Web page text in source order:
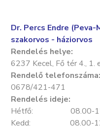
Dr. Percs Endre
szakorvos - háziorvos
Rendelés helye:
6237 Kecel, Fő tér 4., 1.
Rendelő telefonszáma:
0678/421-471
Rendelés ideje:
Hétfő: 08.00-
Kedd: 08.00-